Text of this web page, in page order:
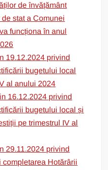
de învățământ
stat a Comunei
funcționa în anul
19.12.2024 privind
bugetului local
al anului 2024
16.12.2024 privind
bugetului local și
pe trimestrul IV al
29.11.2024 privind
completarea Hotărârii